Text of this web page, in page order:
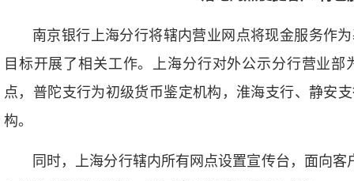
南京银行上海分行将辖内营业网点将现金服务作
目标开展了相关工作。上海分行对外公示分行营业
点，普陀支行为初级货币鉴定机构，淮海支行、静安
构。
同时，上海分行辖内所有网点设置宣传台，面向